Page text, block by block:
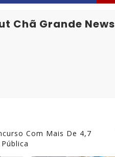
Chã Grande News
Com Mais De 4,7